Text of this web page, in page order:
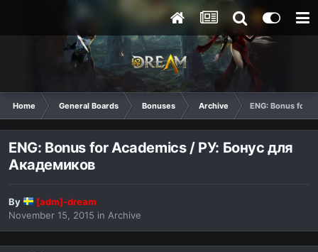
Home General Boards Bonuses Archive ENG: Bonus for
ENG: Bonus for Academics / РУ: Бонус для
Академиков
By
[adm]-dream
November 15, 2015 in Archive